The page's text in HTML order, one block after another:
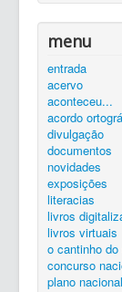
catálogo
equipa
elos
contactos
autenticar
silêncio...
ler é preciso...
exposições...
livroscatálogo
zona de trabalho
Entrada
menu
entrada
acervo
aconteceu...
acordo
divulgação
documentos
novidades
exposições
literacias
livros
livros virtuais
o cantinho
concurso
plano